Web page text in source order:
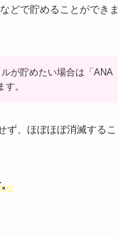
どで貯めることができま
が貯めたい場合は「ANA
。
ず、ほぼほぼ消滅するこ